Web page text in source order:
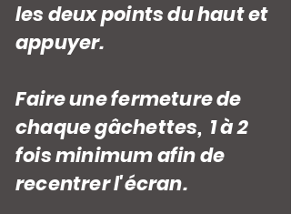
les deux points du haut et
appuyer.
Faire une fermeture de
chaque gâchettes, 1 à 2
fois minimum afin de
recentrer l'écran.